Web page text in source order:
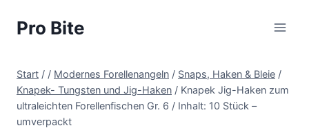
Pro Bite
Start / / Modernes Forellenangeln / Snaps, Haken & Bleie /
Knapek- Tungsten und Jig-Haken / Knapek Jig-Haken zum
ultraleichten Forellenfischen Gr. 6 / Inhalt: 10 Stück –
umverpackt